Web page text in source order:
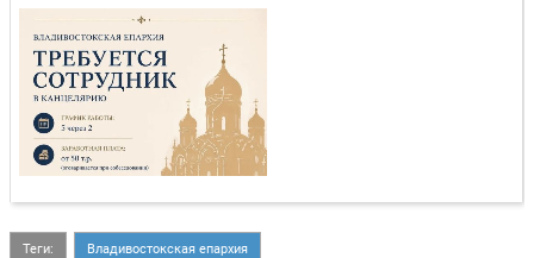
Теги: Владивостокская епархия